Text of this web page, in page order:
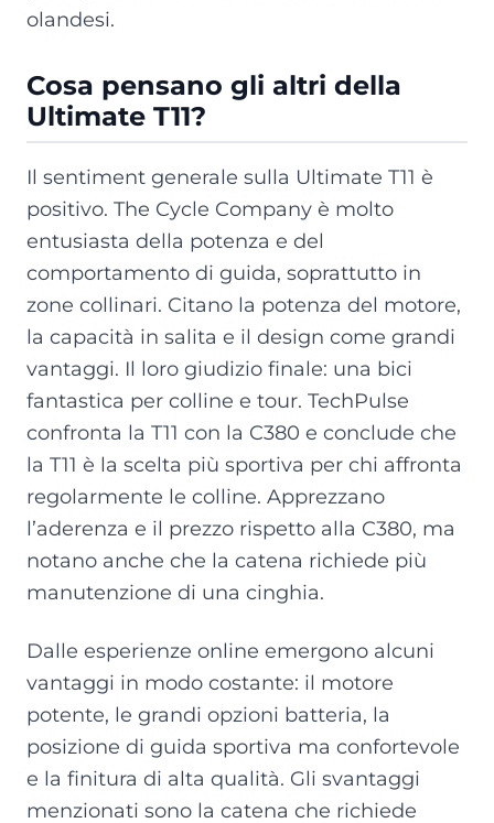
olandesi.
Cosa pensano gli altri della
Ultimate T11?
Il sentiment generale sulla Ultimate T11 è
positivo. The Cycle Company è molto
entusiasta della potenza e del
comportamento di guida, soprattutto in
zone collinari. Citano la potenza del motore,
la capacità in salita e il design come grandi
vantaggi. Il loro giudizio finale: una bici
fantastica per colline e tour. TechPulse
confronta la T11 con la C380 e conclude che
la T11 è la scelta più sportiva per chi affronta
regolarmente le colline. Apprezzano
l’aderenza e il prezzo rispetto alla C380, ma
notano anche che la catena richiede più
manutenzione di una cinghia.
Dalle esperienze online emergono alcuni
vantaggi in modo costante: il motore
potente, le grandi opzioni batteria, la
posizione di guida sportiva ma confortevole
e la finitura di alta qualità. Gli svantaggi
menzionati sono la catena che richiede